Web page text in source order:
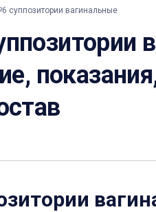
суппозитории вагинальные